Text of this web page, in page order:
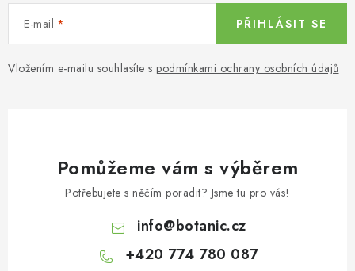
E-mail
Vložením e-mailu souhlasíte s podmínkami ochrany osobních údajů
PŘIHLÁSIT SE
Pomůžeme vám s výběrem
Potřebujete s něčím poradit? Jsme tu pro vás!
info@botanic.cz
+420 774 780 087